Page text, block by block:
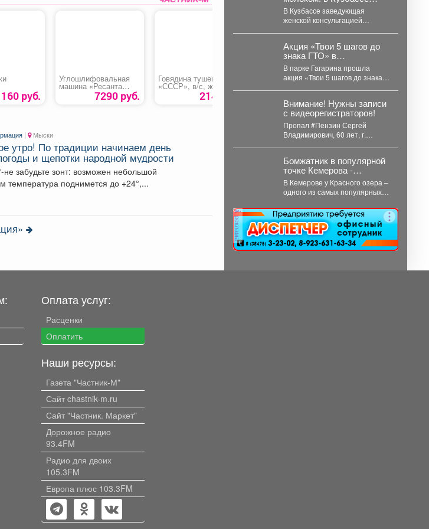
160 руб.
Углошлифовальная
машина «Ресанта
УШМ-150»7290 руб.
Говядина тушенная
«СССР», в/с, ж/б
214 руб.
Круасан с шоколадом
57 руб.
Фонарь ручной
439
| Мыски
утро! По традиции начинаем день
и щепотки народной мудрости
забудьте зонт: возможен небольшой
Днём температура поднимется до +24°,...
мамам рассказали
правду о грудном
вскармливании
В Кузбассе заведующая
женской консультацией
кормящих мам. ...
Акция «Твои 5 шагов до
знака ГТО» в
Новокузнецке
В парке Гагарина прошла
акция «Твои 5 шагов до знака
Внимание! Нужны записи
с видеорегистраторов!
Пропал #Пензин Сергей
Владимирович, 60 лет, г.
Бомжатник в популярной
точке Кемерова -
горожанка обнаружила
жуткий объект на
Красном озере
В Кемерове у Красного озера –
одного из самых популярных
обнаружили...
реклама
Оплата услуг:
Расценки
Оплатить
Наши ресурсы:
Газета "Частник-М"
Сайт chastnik-m.ru
Сайт "Частник. Маркет"
Дорожное радио
93.4FM
Радио для двоих
105.3FM
Европа плюс 103.3FM